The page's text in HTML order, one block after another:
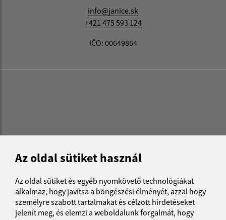
Az oldal sütiket használ
Az oldal sütiket és egyéb nyomkövető technológiákat
alkalmaz, hogy javítsa a böngészési élményét, azzal hogy
személyre szabott tartalmakat és célzott hirdetéseket
jelenít meg, és elemzi a weboldalunk forgalmát, hogy
info@janice.sk
+421 475 593 124
IČO: 00649864